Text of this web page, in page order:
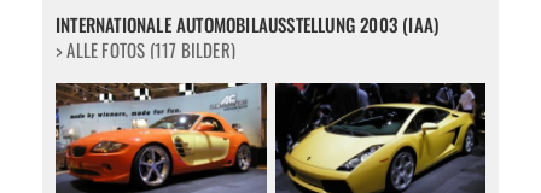
INTERNATIONALE AUTOMOBILAUSSTELLUNG 2003 (IAA)
> ALLE FOTOS (117 BILDER)